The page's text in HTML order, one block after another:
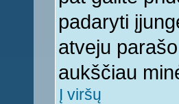
padaryti
atveju
aukščiau
Į viršų